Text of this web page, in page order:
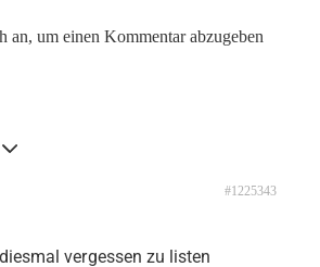
an, um einen Kommentar abzugeben
#1225343
vergessen zu listen